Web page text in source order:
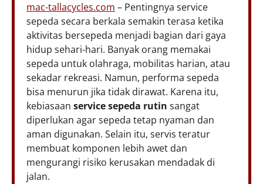
mac-tallacycles.com – Pentingnya service
sepeda secara berkala semakin terasa ketika
aktivitas bersepeda menjadi bagian dari gaya
hidup sehari-hari. Banyak orang memakai
sepeda untuk olahraga, mobilitas harian, atau
sekadar rekreasi. Namun, performa sepeda
bisa menurun jika tidak dirawat. Karena itu,
kebiasaan service sepeda rutin sangat
diperlukan agar sepeda tetap nyaman dan
aman digunakan. Selain itu, servis teratur
membuat komponen lebih awet dan
mengurangi risiko kerusakan mendadak di
jalan.